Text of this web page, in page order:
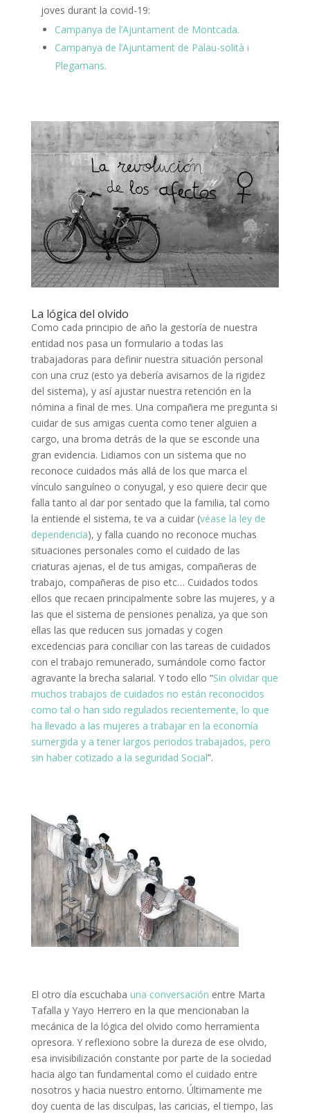
joves durant la covid-19:
Campanya de l’Ajuntament de Montcada.
Campanya de l’Ajuntament de Palau-solità i
Plegamans.
La lógica del olvido
Como cada principio de año la gestoría de nuestra
entidad nos pasa un formulario a todas las
trabajadoras para definir nuestra situación personal
con una cruz (esto ya debería avisarnos de la rigidez
del sistema), y así ajustar nuestra retención en la
nómina a final de mes. Una compañera me pregunta si
cuidar de sus amigas cuenta como tener alguien a
cargo, una broma detrás de la que se esconde una
gran evidencia. Lidiamos con un sistema que no
reconoce cuidados más allá de los que marca el
vínculo sanguíneo o conyugal, y eso quiere decir que
falla tanto al dar por sentado que la familia, tal como
la entiende el sistema, te va a cuidar (véase la ley de
dependencia), y falla cuando no reconoce muchas
situaciones personales como el cuidado de las
criaturas ajenas, el de tus amigas, compañeras de
trabajo, compañeras de piso etc… Cuidados todos
ellos que recaen principalmente sobre las mujeres, y a
las que el sistema de pensiones penaliza, ya que son
ellas las que reducen sus jornadas y cogen
excedencias para conciliar con las tareas de cuidados
con el trabajo remunerado, sumándole como factor
agravante la brecha salarial. Y todo ello “Sin olvidar que
muchos trabajos de cuidados no están reconocidos
como tal o han sido regulados recientemente, lo que
ha llevado a las mujeres a trabajar en la economía
sumergida y a tener largos periodos trabajados, pero
sin haber cotizado a la seguridad Social”.
El otro día escuchaba una conversación entre Marta
Tafalla y Yayo Herrero en la que mencionaban la
mecánica de la lógica del olvido como herramienta
opresora. Y reflexiono sobre la dureza de ese olvido,
esa invisibilización constante por parte de la sociedad
hacia algo tan fundamental como el cuidado entre
nosotros y hacia nuestro entorno. Últimamente me
doy cuenta de las disculpas, las caricias, el tiempo, las